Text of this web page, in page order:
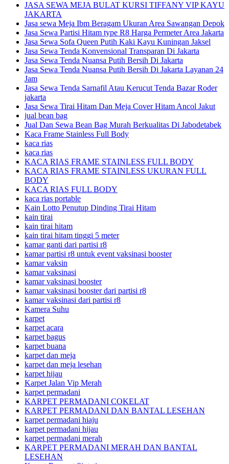
JASA SEWA MEJA BULAT KURSI TIFFANY VIP KAYU
JAKARTA
Jasa sewa Meja Ibm Beragam Ukuran Area Sawangan Depok
Jasa Sewa Partisi Hitam type R8 Harga Permeter Area Jakarta
Jasa Sewa Sofa Queen Putih Kaki Kayu Kuningan Jaksel
Jasa Sewa Tenda Konvensional Transparan Di Jakarta
Jasa Sewa Tenda Nuansa Putih Bersih Di Jakarta
Jasa Sewa Tenda Nuansa Putih Bersih Di Jakarta Layanan 24
Jam
Jasa Sewa Tenda Sarnafil Atau Kerucut Tenda Bazar Roder
jakarta
Jasa Sewa Tirai Hitam Dan Meja Cover Hitam Ancol Jakut
jual bean bag
Jual Dan Sewa Bean Bag Murah Berkualitas Di Jabodetabek
Kaca Frame Stainless Full Body
kaca rias
kaca rias
KACA RIAS FRAME STAINLESS FULL BODY
KACA RIAS FRAME STAINLESS UKURAN FULL
BODY
KACA RIAS FULL BODY
kaca rias portable
Kain Lotto Penutup Dinding Tirai Hitam
kain tirai
kain tirai hitam
kain tirai hitam tinggi 5 meter
kamar ganti dari partisi r8
kamar partisi r8 untuk event vaksinasi booster
kamar vaksin
kamar vaksinasi
kamar vaksinasi booster
kamar vaksinasi booster dari partisi r8
kamar vaksinasi dari partisi r8
Kamera Suhu
karpet
karpet acara
karpet bagus
karpet buana
karpet dan meja
karpet dan meja lesehan
karpet hijau
Karpet Jalan Vip Merah
karpet permadani
KARPET PERMADANI COKELAT
KARPET PERMADANI DAN BANTAL LESEHAN
karpet permadani hiaju
karpet permadani hijau
karpet permadani merah
KARPET PERMADANI MERAH DAN BANTAL
LESEHAN